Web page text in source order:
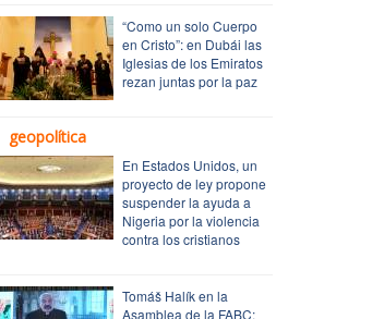
“Como un solo Cuerpo
en Cristo”: en Dubái las
Iglesias de los Emiratos
rezan juntas por la paz
geopolítica
En Estados Unidos, un
proyecto de ley propone
suspender la ayuda a
Nigeria por la violencia
contra los cristianos
Tomáš Halík en la
Asamblea de la FABC: